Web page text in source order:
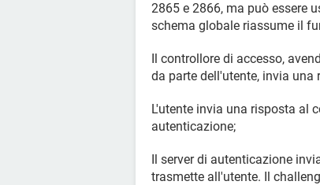
2865 e 2866, ma può essere
schema globale riassume il
Il controllore di accesso,
da parte dell'utente, invia
L'utente invia una risposta al
autenticazione;
Il server di autenticazione
trasmette all'utente. Il